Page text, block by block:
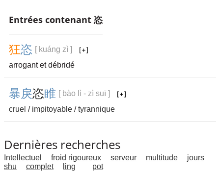
Entrées contenant 恣
狂恣 [ kuáng zì ]
arrogant et débridé
暴戾恣睢 [ bào lì - zì suī ]
cruel / impitoyable /tyrannique
Dernières recherches
Intellectuel froid rigoureux serveur multitude
jours
shu
complet ling pot